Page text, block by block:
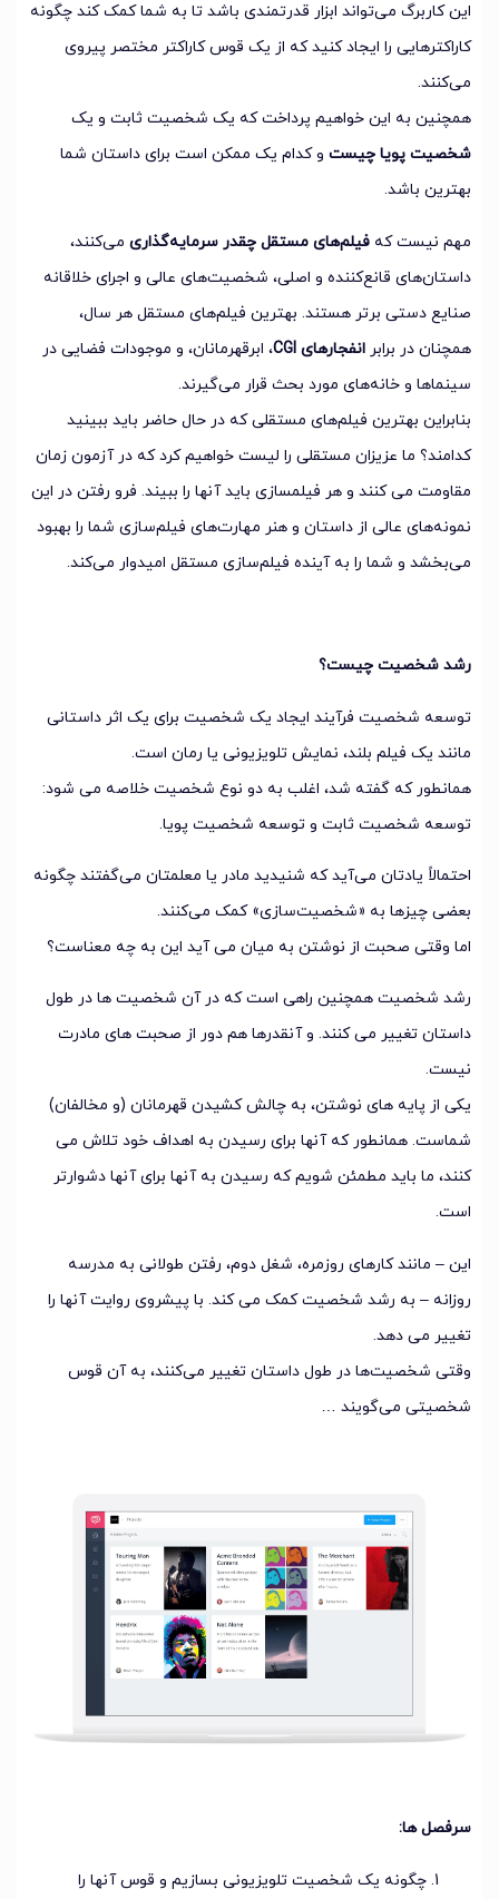
این کاربرگ می‌تواند ابزار قدرتمندی باشد تا به شما کمک کند چگونه
کاراکترهایی را ایجاد کنید که از یک قوس کاراکتر مختصر پیروی
می‌کنند.
همچنین به این خواهیم پرداخت که یک شخصیت ثابت و یک
شخصیت پویا چیست و کدام یک ممکن است برای داستان شما
بهترین باشد.
مهم نیست که فیلم‌های مستقل چقدر سرمایه‌گذاری می‌کنند،
داستان‌های قانع‌کننده و اصلی، شخصیت‌های عالی و اجرای خلاقانه
صنایع دستی برتر هستند. بهترین فیلم‌های مستقل هر سال،
همچنان در برابر انفجارهای CGI
، ابرقهرمانان، و موجودات فضایی در
سینماها و خانه‌های مورد بحث قرار می‌گیرند.
بنابراین بهترین فیلم‌های مستقلی که در حال حاضر باید ببینید
کدامند؟ ما عزیزان مستقلی را لیست خواهیم کرد که در آزمون زمان
مقاومت می کنند و هر فیلمسازی باید آنها را ببیند. فرو رفتن در این
نمونه‌های عالی از داستان و هنر مهارت‌های فیلم‌سازی شما را بهبود
می‌بخشد و شما را به آینده فیلم‌سازی مستقل امیدوار می‌کند.
رشد شخصیت چیست؟
توسعه شخصیت فرآیند ایجاد یک شخصیت برای یک اثر داستانی
مانند یک فیلم بلند، نمایش تلویزیونی یا رمان است.
همانطور که گفته شد، اغلب به دو نوع شخصیت خلاصه می شود:
توسعه شخصیت ثابت و توسعه شخصیت پویا.
احتمالاً یادتان می‌آید که شنیدید مادر یا معلمتان می‌گفتند چگونه
بعضی چیزها به «شخصیت‌سازی» کمک می‌کنند.
اما وقتی صحبت از نوشتن به میان می آید این به چه معناست؟
رشد شخصیت همچنین راهی است که در آن شخصیت ها در طول
داستان تغییر می کنند. و آنقدرها هم دور از صحبت های مادرت
نیست.
یکی از پایه های نوشتن، به چالش کشیدن قهرمانان (و مخالفان)
شماست. همانطور که آنها برای رسیدن به اهداف خود تلاش می
کنند، ما باید مطمئن شویم که رسیدن به آنها برای آنها دشوارتر
است.
این – مانند کارهای روزمره، شغل دوم، رفتن طولانی به مدرسه
روزانه – به رشد شخصیت کمک می کند. با پیشروی روایت آنها را
تغییر می دهد.
وقتی شخصیت‌ها در طول داستان تغییر می‌کنند، به آن قوس
شخصیتی می‌گویند …
سرفصل ها:
چگونه یک شخصیت تلویزیونی بسازیم و قوس آنها را